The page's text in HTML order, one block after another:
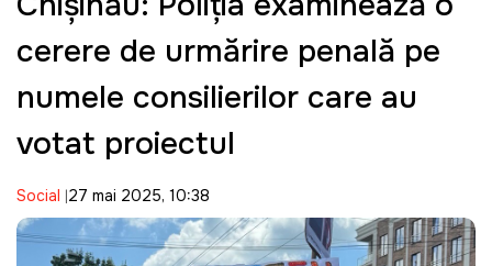
cerere de urmărire penală pe
numele consilierilor care au
votat proiectul
Social 27 mai 2025, 10:38